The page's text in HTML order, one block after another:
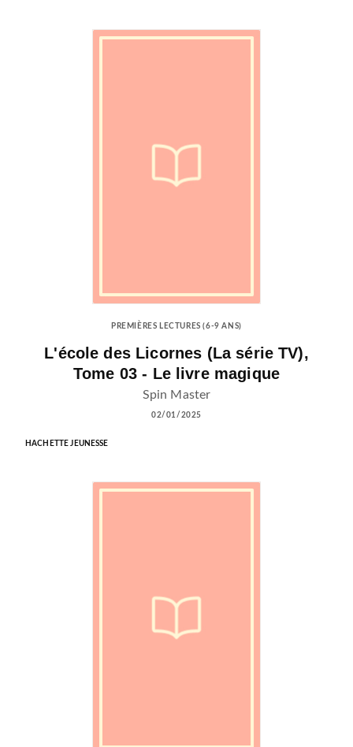
PREMIÈRES LECTURES (6-9 ANS)
L'école des Licornes (La série TV),
Tome 03 - Le livre magique
Spin Master
02/01/2025
HACHETTE JEUNESSE